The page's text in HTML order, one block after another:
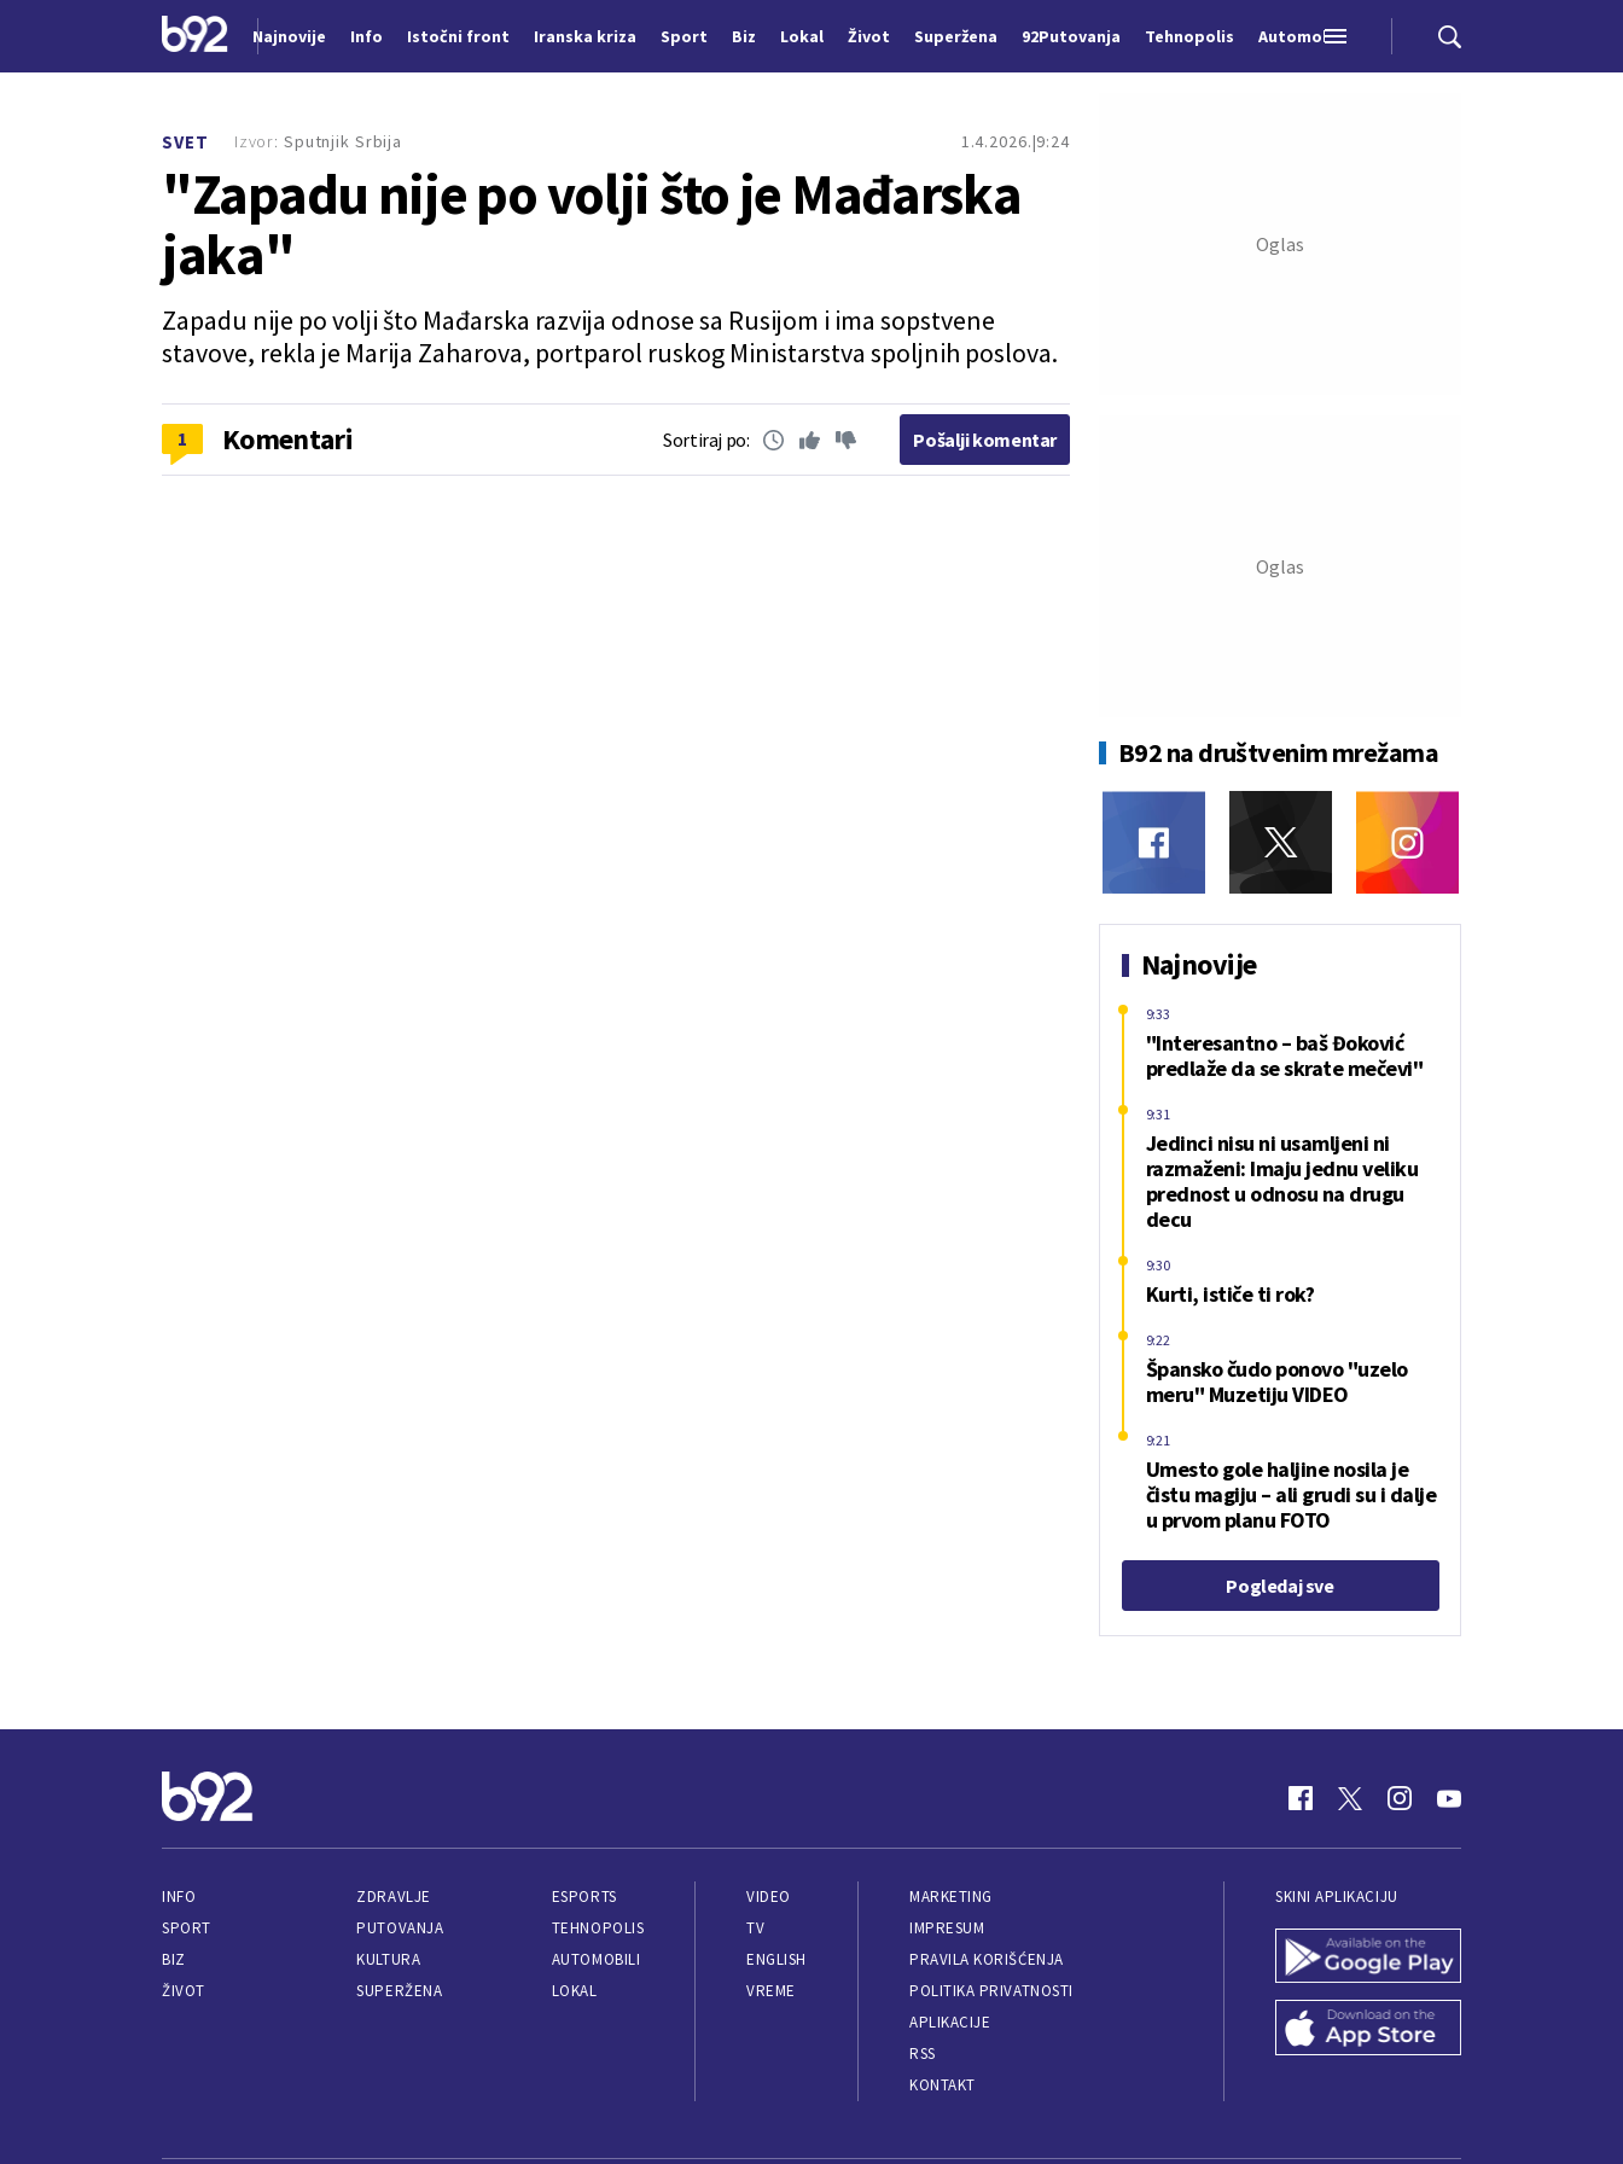
Najnovije Info Istočni front Iranska kriza Sport Biz Lokal Život Superžena 92Putovanja Tehnopolis Automobili
SVET 1.4.2026. 9:24
"Zapadu nije po volji što je Mađarska
jaka"
Zapadu nije po volji što Mađarska razvija odnose sa Rusijom i ima sopstvene
stavove, rekla je Marija Zaharova, portparol ruskog Ministarstva spoljnih poslova.
Izvor: Sputnjik Srbija
1 Komentari Sortiraj po: Pošalji komentar
B92 na društvenim mrežama
Najnovije
"Interesantno – baš Đoković
predlaže da se skrate mečevi"
9:33
Jedinci nisu ni usamljeni ni
razmaženi: Imaju jednu veliku
prednost u odnosu na drugu
decu
9:31
Kurti, ističe ti rok?
9:30
Špansko čudo ponovo "uzelo
meru" Muzetiju VIDEO
9:22
Umesto gole haljine nosila je
čistu magiju – ali grudi su i dalje
u prvom planu FOTO
9:21
Pogledaj sve
INFO
SPORT
BIZ
ŽIVOT
ZDRAVLJE
PUTOVANJA
KULTURA
SUPERŽENA
ESPORTS
TEHNOPOLIS
AUTOMOBILI
LOKAL
VIDEO
TV
ENGLISH
VREME
MARKETING
IMPRESUM
PRAVILA KORIŠĆENJA
POLITIKA PRIVATNOSTI
APLIKACIJE
RSS
KONTAKT
SKINI APLIKACIJU